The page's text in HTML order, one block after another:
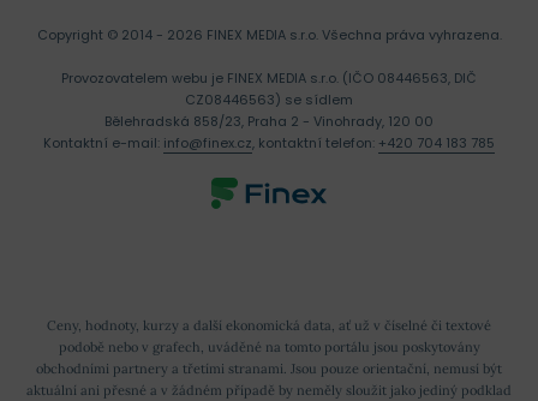
Ceny, hodnoty, kurzy a další ekonomická data, ať už v číselné či textové
podobě nebo v grafech, uváděné na tomto portálu jsou poskytovány
obchodními partnery a třetími stranami. Jsou pouze orientační, nemusí být
aktuální ani přesné a v žádném případě by neměly sloužit jako jediný podklad
Copyright © 2014 - 2026 FINEX MEDIA s.r.o.Všechna práva vyhrazena.
Provozovatelem webu je FINEX MEDIA s.r.o. (IČO 08446563, DIČ
CZ08446563) se sídlem
Bělehradská 858/23, Praha 2 - Vinohrady, 120 00
Kontaktní e-mail: info@finex.cz, kontaktní telefon: +420 704 183 785